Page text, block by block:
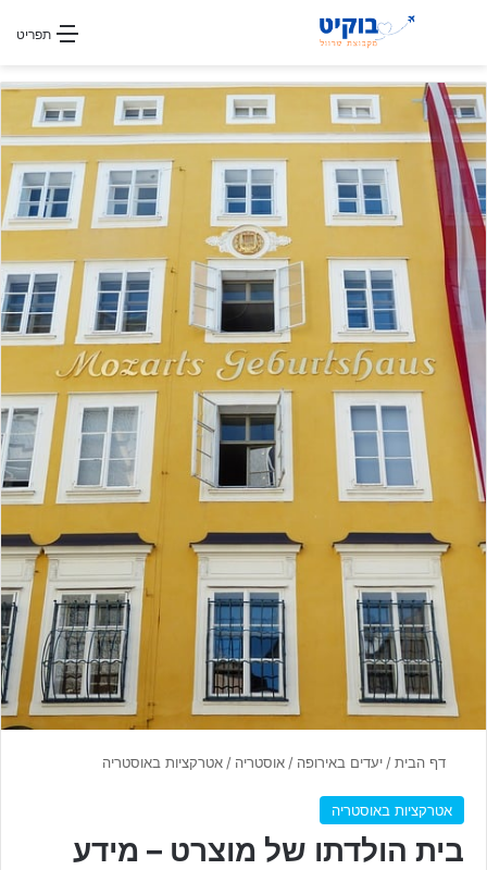
תפריט חפשו עבור
דף הבית/ יעדים באירופה / אוסטריה / אטרקציות באוסטריה
אטרקציות באוסטריה
בית הולדתו של מוצרט – מידע